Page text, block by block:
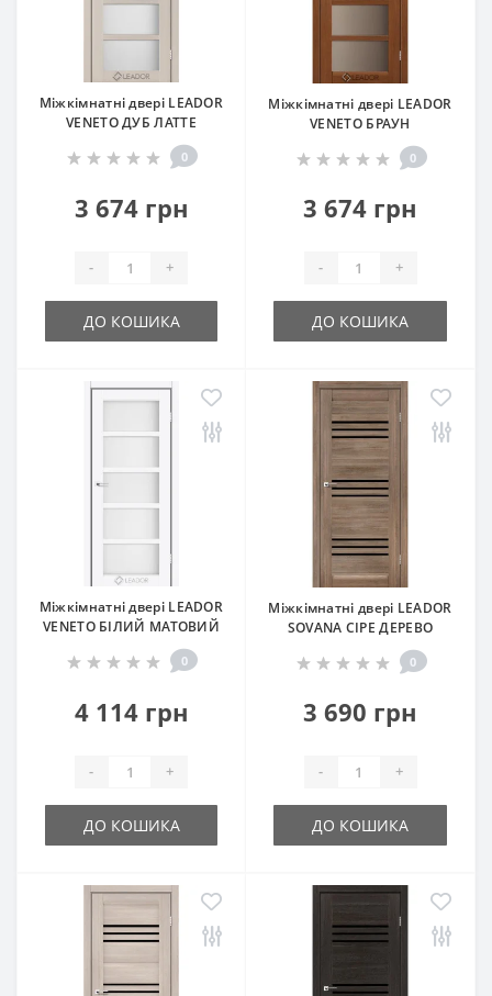
Міжкімнатні двері LEADOR
VENETO ДУБ ЛАТТЕ
0
3 674 грн
- +
ДО КОШИКА
Міжкімнатні двері LEADOR
VENETO БРАУН
0
3 674 грн
- +
ДО КОШИКА
Міжкімнатні двері LEADOR
VENETO БІЛИЙ МАТОВИЙ
0
4 114 грн
- +
ДО КОШИКА
Міжкімнатні двері LEADOR
SOVANA СІРЕ ДЕРЕВО
0
3 690 грн
- +
ДО КОШИКА